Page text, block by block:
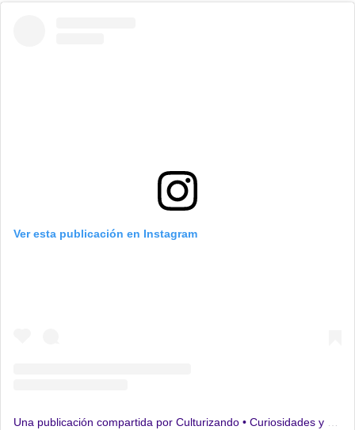
Ver esta publicación en Instagram
Una publicación compartida por Culturizando • Curiosidades y Cultura General (@culturizando)